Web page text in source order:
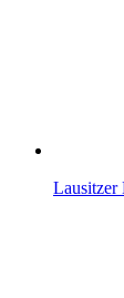
Lausitzer